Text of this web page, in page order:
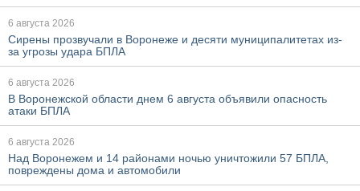
6 августа 2026
Сирены прозвучали в Воронеже и десяти муниципалитетах из-
за угрозы удара БПЛА
6 августа 2026
В Воронежской области днем 6 августа объявили опасность
атаки БПЛА
6 августа 2026
Над Воронежем и 14 районами ночью уничтожили 57 БПЛА,
повреждены дома и автомобили